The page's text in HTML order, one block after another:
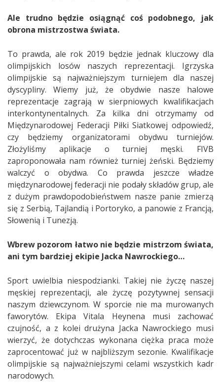
Ale trudno będzie osiągnąć coś podobnego, jak
obrona mistrzostwa świata.
To prawda, ale rok 2019 będzie jednak kluczowy dla
olimpijskich losów naszych reprezentacji. Igrzyska
olimpijskie są najważniejszym turniejem dla naszej
dyscypliny. Wiemy już, że obydwie nasze halowe
reprezentacje zagrają w sierpniowych kwalifikacjach
interkontynentalnych. Za kilka dni otrzymamy od
Międzynarodowej Federacji Piłki Siatkowej odpowiedź,
czy będziemy organizatorami obydwu turniejów.
Złożyliśmy aplikacje o turniej męski. FIVB
zaproponowała nam również turniej żeński. Będziemy
walczyć o obydwa. Co prawda jeszcze władze
międzynarodowej federacji nie podały składów grup, ale
z dużym prawdopodobieństwem nasze panie zmierzą
się z Serbią, Tajlandią i Portoryko, a panowie z Francją,
Słowenią i Tunezją.
Wbrew pozorom łatwo nie będzie mistrzom świata,
ani tym bardziej ekipie Jacka Nawrockiego…
Sport uwielbia niespodzianki. Takiej nie życzę naszej
męskiej reprezentacji, ale życzę pozytywnej sensacji
naszym dziewczynom. W sporcie nie ma murowanych
faworytów. Ekipa Vitala Heynena musi zachować
czujność, a z kolei drużyna Jacka Nawrockiego musi
wierzyć, że dotychczas wykonana ciężka praca może
zaprocentować już w najbliższym sezonie. Kwalifikacje
olimpijskie są najważniejszymi celami wszystkich kadr
narodowych.